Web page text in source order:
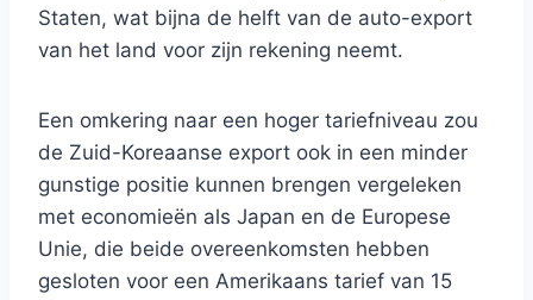
Staten, wat bijna de helft van de auto-export
van het land voor zijn rekening neemt.
Een omkering naar een hoger tariefniveau zou
de Zuid-Koreaanse export ook in een minder
gunstige positie kunnen brengen vergeleken
met economieën als Japan en de Europese
Unie, die beide overeenkomsten hebben
gesloten voor een Amerikaans tarief van 15